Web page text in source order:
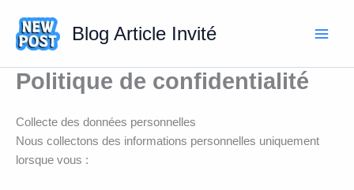
contenu
Blog Article Invité
Politique de confidentialité
Collecte des données personnelles
Nous collectons des informations personnelles uniquement
lorsque vous :